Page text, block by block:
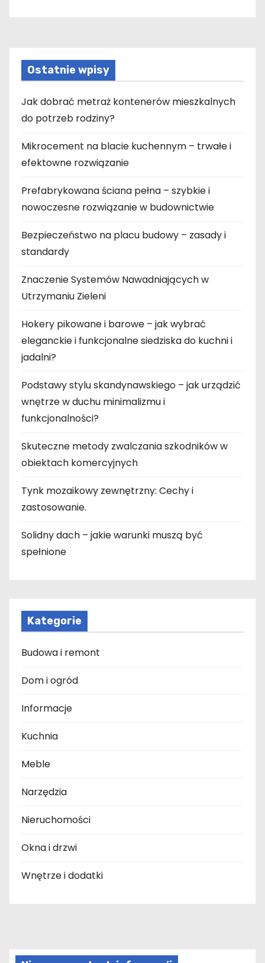
Ostatnie wpisy
Jak dobrać metraż kontenerów mieszkalnych
do potrzeb rodziny?
Mikrocement na blacie kuchennym – trwałe i
efektowne rozwiązanie
Prefabrykowana ściana pełna – szybkie i
nowoczesne rozwiązanie w budownictwie
Bezpieczeństwo na placu budowy – zasady i
standardy
Znaczenie Systemów Nawadniających w
Utrzymaniu Zieleni
Hokery pikowane i barowe – jak wybrać
eleganckie i funkcjonalne siedziska do kuchni i
jadalni?
Podstawy stylu skandynawskiego – jak urządzić
wnętrze w duchu minimalizmu i
funkcjonalności?
Skuteczne metody zwalczania szkodników w
obiektach komercyjnych
Tynk mozaikowy zewnętrzny: Cechy i
zastosowanie.
Solidny dach – jakie warunki muszą być
spełnione
Kategorie
Budowa i remont
Dom i ogród
Informacje
Kuchnia
Meble
Narzędzia
Nieruchomości
Okna i drzwi
Wnętrze i dodatki